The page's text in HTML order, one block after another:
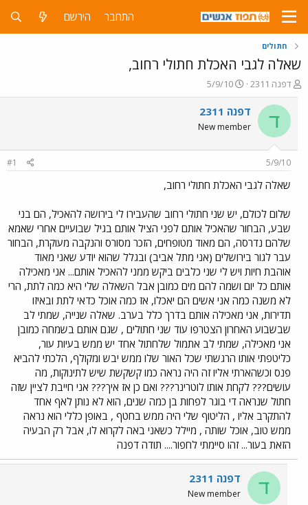
התחבר הירשם
חתולים
שאלה לגבי האכלת חתולי רחוב,
פ
ו
ת
ח
ה
ו
ש
א
דפנה 2311
פ
ו
ר
ם
ר
5/9/10
ד דפנה 2311
New member
5/9/10
#1
שאלה לגבי האכלת חתולי רחוב,
שלום לכולם, יש שני חתולי רחוב שהעבירו לי בירושה להאכיל, הם בני
שבע, הבחור שהאכיל אותם לפני הציל אותם בגיל שבועיים אחרי שאמא
שלהם נדרסה, הם מאוד מטופחים, הזכר מסורס והנקבה מעוקרת, הבחור
עבר לגור בירושלים (אני מתל אביב) ובגלל שהוא יודע שאני מאוד
אוהבת חיות ויש לי שני כלבים ביקש ממני להאכיל אותם... אני מאכילה
אותם כל יום ושמה להם מים כמובן אבל השאלה שלי היא כמה לתת, הרי
לא משנה כמה אני אשים הם יאכלו, אז כמה אוכל כדאי לתת ובאיזו
תדירות, אני מאכילה אותם בדרך כלל בערב. שאלה שנייה, שמתי לב
שבשבוע האחרון הצטרפו עוד שני חתולים , שגם אותם בשמחה כמובן
אני מאכילה, שמתי לב אתמול שלחתול אחד יש ממש בעיות עור,
כליטפתי אותו הרגשתי שכל האור שלו ממש יבש ומקולף, הלכתי להביא
פנס וכשהארתי אליו זה היה נראה כמו קשקשת שיש לתינוקות, מה
עושים??? לקחת אותו לוטרינר??? ואם כן אז איך??? אני חייבת לציין שזה
חתול שנראה די בוגר לפחות בן כמה שנים, הוא לא נותן לאף אחד
להתקרב אליו , הליטוף שלי היה ממש בחטף , באופן כללי הוא נראה
ממש טוב, אוכל שותה , מיילל כשאני באה לקרוא לו, אבל רק הבעיה
הזאת בעור... זהו סיימתי לחפור.... תודה דפנה
ד דפנה 2311
New member